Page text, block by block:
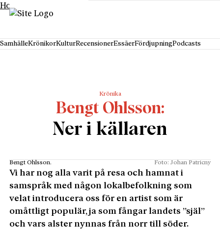
Hoppa till innehåll
SamhälleKrönikorKulturRecensionerEssäerFördjupningPodcasts
Krönika
Bengt Ohlsson
Ner i källaren
Bengt Ohlsson. Foto: Johan Patricny
Vi har nog alla varit på resa och hamnat i
samspråk med någon lokalbefolkning som
velat introducera oss för en artist som är
omåttligt populär, ja som fångar landets ”själ”
och vars alster nynnas från norr till söder.